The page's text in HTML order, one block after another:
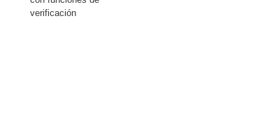
verificación